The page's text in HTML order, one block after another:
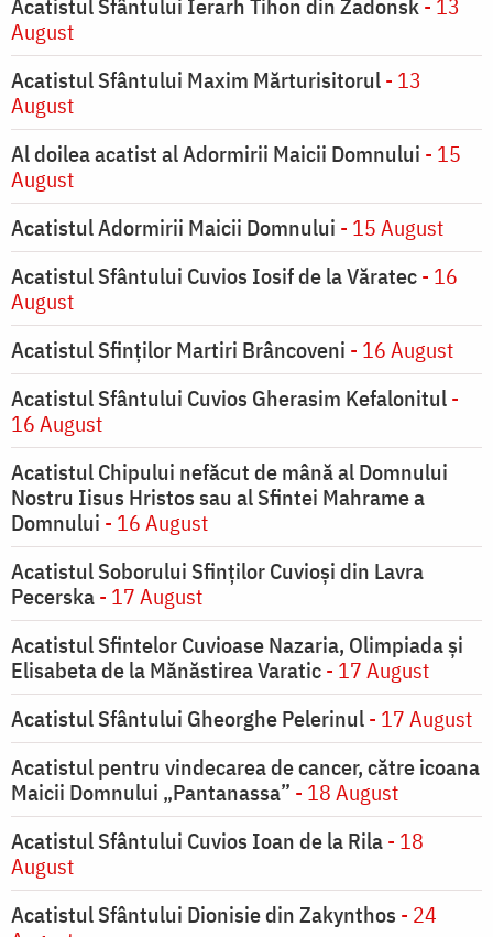
Acatistul Sfântului Ierarh Tihon din Zadonsk- 13
August
Acatistul Sfântului Maxim Mărturisitorul- 13
August
Al doilea acatist al Adormirii Maicii Domnului - 15
August
Acatistul Adormirii Maicii Domnului - 15 August
Acatistul Sfântului Cuvios Iosif de la Văratec- 16
August
Acatistul Sfinților Martiri Brâncoveni - 16 August
Acatistul Sfântului Cuvios Gherasim Kefalonitul-
16 August
Acatistul Chipului nefăcut de mână al Domnului
Nostru Iisus Hristos sau al Sfintei Mahrame a
Domnului - 16 August
Acatistul Soborului Sfinților Cuvioși din Lavra
Pecerska- 17 August
Acatistul Sfintelor Cuvioase Nazaria, Olimpiada și
Elisabeta de la Mănăstirea Varatic- 17 August
Acatistul Sfântului Gheorghe Pelerinul- 17 August
Acatistul pentru vindecarea de cancer, către icoana
Maicii Domnului „Pantanassa” - 18 August
Acatistul Sfântului Cuvios Ioan de la Rila- 18
August
Acatistul Sfântului Dionisie din Zakynthos - 24